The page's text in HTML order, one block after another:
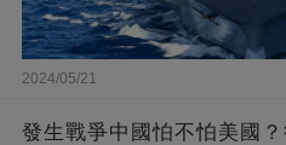
2024/05/21
發生戰爭中國怕不怕美國